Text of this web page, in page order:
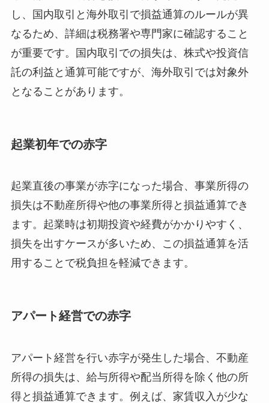
し、国内取引と海外取引で損益通算のルールが異
なるため、詳細は税務署や専門家に確認すること
が重要です。国内取引での損失は、株式や投資信
託の利益と通算可能ですが、海外取引では対象外
となることがあります。
起業初年での赤字
起業直後の事業が赤字になった場合、事業所得の
損失は不動産所得や他の事業所得と損益通算でき
ます。起業時は初期投資や経費がかかりやすく、
損失を出すケースが多いため、この損益通算を活
用することで税負担を軽減できます。
アパート経営での赤字
アパート経営を行い赤字が発生した場合、不動産
所得の損失は、給与所得や配当所得を除く他の所
得と損益通算できます。例えば、家賃収入が少な